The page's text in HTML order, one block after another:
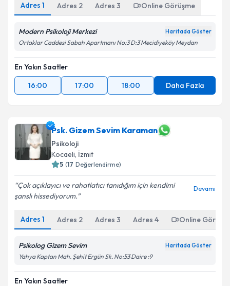
Adres 1 Adres 2 Adres 3 Online Görüşme
Modern Psikoloji Merkezi Haritada Göster
Ortaklar Caddesi Sabah Apartmanı No:3 D:3 Mecidiyeköy Meydan
En Yakın Saatler
16:00
17:00 18:00 Daha Fazla
Psk. Gizem Sevim Karaman
Psikoloji
Kocaeli, İzmit
5 (17 Değerlendirme)
Çok açıklayıcı ve rahatlatıcı tanıdığım için kendimi
şanslı hissediyorum.
Devamı
Adres 1 Adres 2 Adres 3 Adres 4 Online
Psikolog Gizem Sevim Haritada Göster
Yahya Kaptan Mah. Şehit Ergün Sk. No:53 Daire :9
En Yakın Saatler